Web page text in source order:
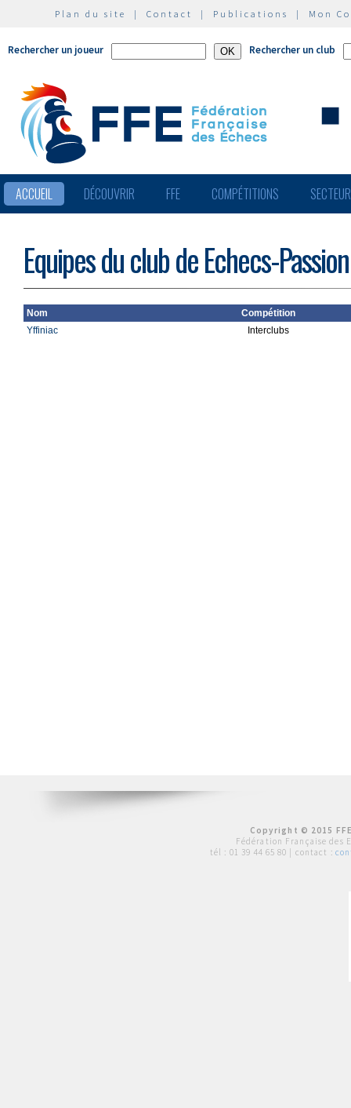
Plan du site | Contact | Publications | Mon
Rechercher un joueur Rechercher un club
ACCUEIL DÉCOUVRIR FFE COMPÉTITIONS
Equipes du club de Echecs-
Nom
Compétition
Yffiniac
Interclubs
Copyright © 2015
Fédération Française des
tél : 01 39 44 65 80 | contact :